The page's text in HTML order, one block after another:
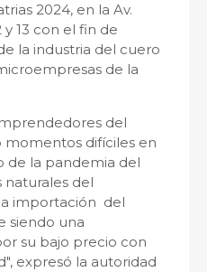
2024, en la Av.
y 13 con el fin de
la industria del cuero
de la
del
momentos difíciles en
de la pandemia del
naturales del
importación del
siendo una
su bajo precio con
expresó la autoridad